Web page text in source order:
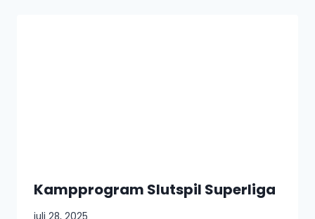
Kampprogram Slutspil Superliga